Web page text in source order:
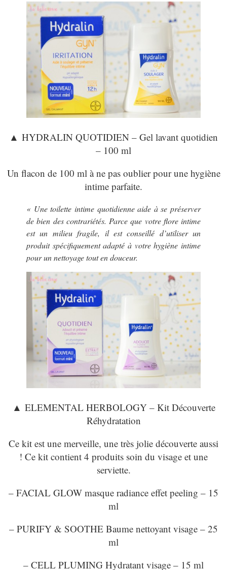
▲ HYDRALIN QUOTIDIEN – Gel lavant quotidien
– 100 ml
Un flacon de 100 ml à ne pas oublier pour une hygiène
intime parfaite.
« Une toilette intime quotidienne aide à se préserver
de bien des contrariétés. Parce que votre flore intime
est un milieu fragile, il est conseillé d’utiliser un
produit spécifiquement adapté à votre hygiène intime
pour un nettoyage tout en douceur.
▲ ELEMENTAL HERBOLOGY – Kit Découverte
Réhydratation
Ce kit est une merveille, une très jolie découverte aussi
! Ce kit contient 4 produits soin du visage et une
serviette.
– FACIAL GLOW masque radiance effet peeling – 15
ml
– PURIFY & SOOTHE Baume nettoyant visage – 25
ml
– CELL PLUMING Hydratant visage – 15 ml